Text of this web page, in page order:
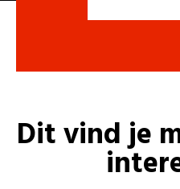
Dit vind je